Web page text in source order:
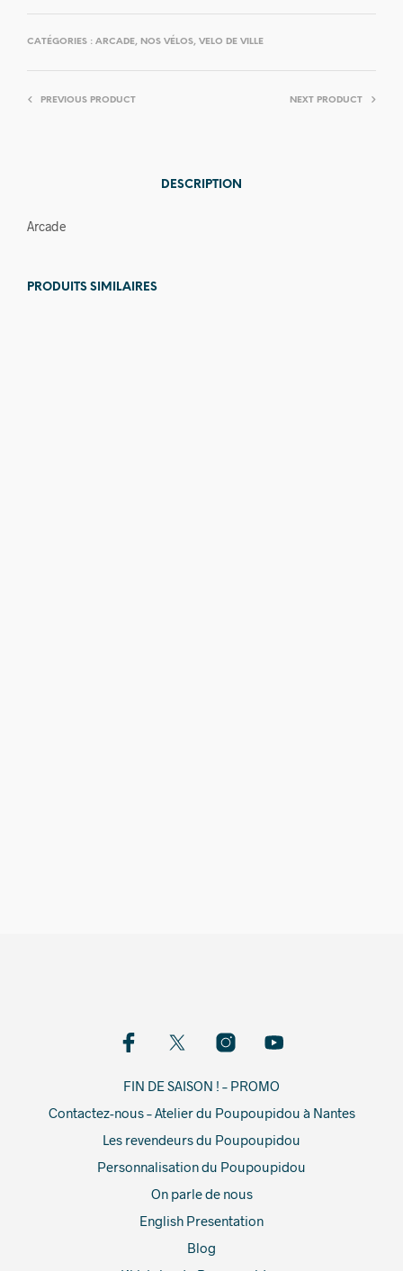
CATÉGORIES : ARCADE, NOS VÉLOS, VELO DE VILLE
PREVIOUS PRODUCT NEXT PRODUCT
DESCRIPTION
Arcade
PRODUITS SIMILAIRES
FIN DE SAISON ! – PROMO
Contactez-nous – Atelier du Poupoupidou à Nantes
Les revendeurs du Poupoupidou
Personnalisation du Poupoupidou
On parle de nous
English Presentation
Blog